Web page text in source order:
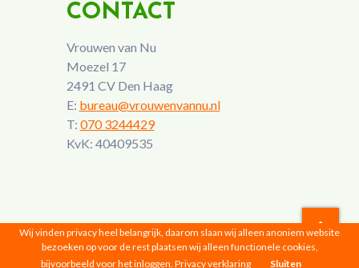
CONTACT
Vrouwen van Nu
Moezel 17
2491 CV Den Haag
E: bureau@vrouwenvannu.nl
T: 070 3244429
KvK: 40409535
Vrouwen van Nu © 2026 |Privacyverklaring
Wij vinden privacy heel belangrijk, daarom slaan wij alleen anoniem website
bezoeken op voor de rest plaatsen wij alleen functionele cookies,
bijvoorbeeld voor het inloggen. Privacy verklaring Sluiten